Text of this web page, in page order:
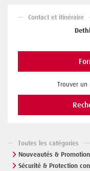
Contact et itinéraire
Trouver un
Toutes les catégories
Nouveautés &
Sécurité & Protection